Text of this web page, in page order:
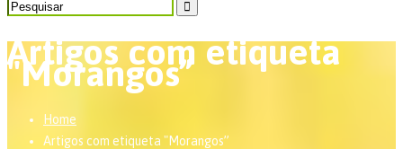
Artigos com etiqueta
"Morangos”
Home
Artigos com etiqueta "Morangos”